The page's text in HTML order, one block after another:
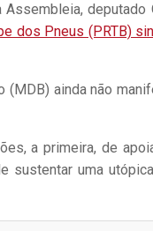
deputado
dos Pneus (PRTB)
ainda não
a primeira, de
sustentar uma